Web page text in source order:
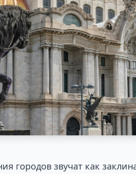
городов звучат как